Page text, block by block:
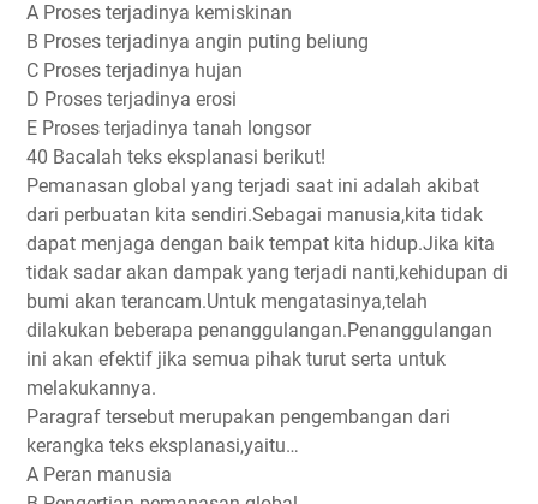
A Proses terjadinya kemiskinan
B Proses terjadinya angin puting beliung
C Proses terjadinya hujan
D Proses terjadinya erosi
E Proses terjadinya tanah longsor
40 Bacalah teks eksplanasi berikut!
Pemanasan global yang terjadi saat ini adalah akibat
dari perbuatan kita sendiri.Sebagai manusia,kita tidak
dapat menjaga dengan baik tempat kita hidup.Jika kita
tidak sadar akan dampak yang terjadi nanti,kehidupan di
bumi akan terancam.Untuk mengatasinya,telah
dilakukan beberapa penanggulangan.Penanggulangan
ini akan efektif jika semua pihak turut serta untuk
melakukannya.
Paragraf tersebut merupakan pengembangan dari
kerangka teks eksplanasi,yaitu…
A Peran manusia